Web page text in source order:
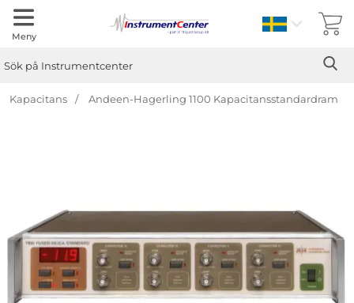
Meny Sverige
Kapacitans Andeen-Hagerling 1100 Kapacitansstandardram